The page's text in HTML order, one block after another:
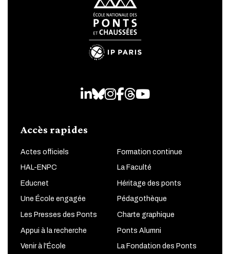
LinkedIn
Bluesky
Instagram
Facebook
Threads
Youtube
Accès rapides
Actes officiels Formation continue
HAL-ENPC La Faculté
Educnet Héritage des ponts
Une École engagée Pédagothèque
Les Presses des Ponts Charte graphique
Appui à la recherche Ponts Alumni
Venir à l'École La Fondation des Ponts